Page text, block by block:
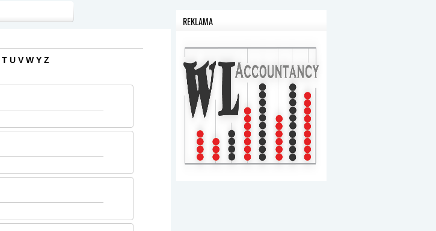
T U V W Y Z
REKLAMA